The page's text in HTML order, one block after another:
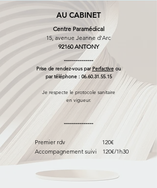
AU CABINET
Centre Paramédical
15, avenue Jeanne d'Arc
92160 ANTONY
---------------
Prise de rendez-vous par Perfactiveou
par téléphone : 06.60.31.55.15
Je respecte le protocole sanitaire
en vigueur.
---------------
Premier rdv 120€
Accompagnement suivi 120€/1h30